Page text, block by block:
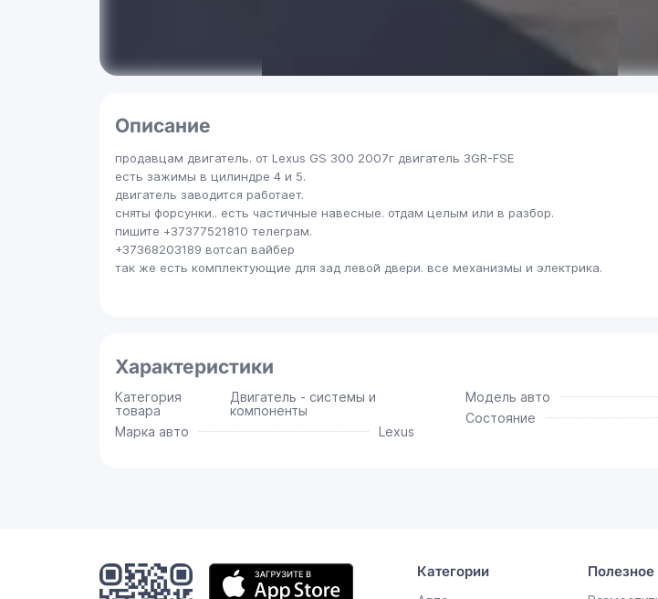
Описание
продавцам двигатель. от Lexus GS 300 2007г двигатель 3GR-FSE
есть зажимы в цилиндре 4 и 5.
двигатель заводится работает.
сняты форсунки.. есть частичные навесные. отдам целым или в разбор.
пишите +37377521810 телеграм.
+37368203189 вотсап вайбер
так же есть комплектующие для зад левой двери. все механизмы и электрика.
Характеристики
Категория
товара
Двигатель - системы и
компоненты
Марка авто
Lexus
Модель авто
Состояние
Мобильное
приложение
Категории Полезное